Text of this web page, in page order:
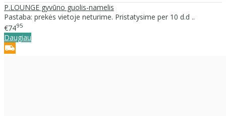
P.LOUNGE gyvūno guolis-namelis
Pastaba: prekės vietoje neturime. Pristatysime per 10 d.d ..
€7495
Daugiau